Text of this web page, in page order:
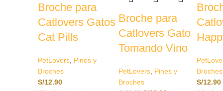
Broche para
Catlovers Gatos
Cat Pills
PetLovers Pines y
Broches
S/12.90
Broche para
Catlovers Gato
Tomando Vino
PetLovers Pines y
Broches
Broches
S/12.90